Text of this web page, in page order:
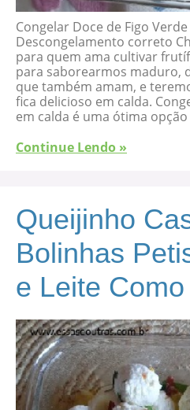
Congelar Doce de Figo
Descongelamento correto
para quem ama cultivar
para saborearmos maduro,
que também amam, e
fica delicioso em calda.
em calda é uma ótima
Continue Lendo »
Queijinho
Bolinhas
e Leite